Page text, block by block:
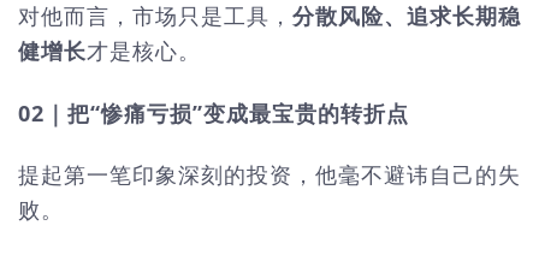
对他而言，市场只是工具， 分散风险、追求长期稳
健增长才是核心。
02｜把“惨痛亏损”变成最宝贵的转折点
提起第一笔印象深刻的投资，他毫不避讳自己的失
败。